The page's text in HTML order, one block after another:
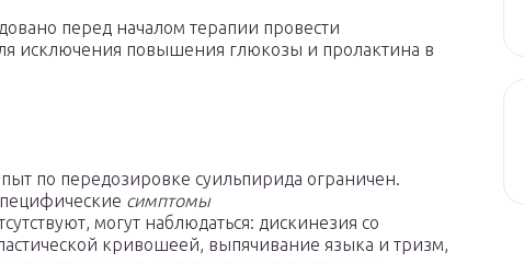
перед началом терапии провести
исключения повышения глюкозы и пролактина в
по передозировке суильпирида ограничен.
симптомы
могут наблюдаться: дискинезия со
кривошеей, выпячивание языка и тризм,